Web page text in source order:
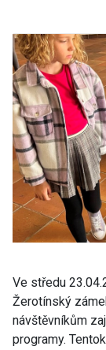
Ve středu
Žerotínský
návštěvníkům
programy.